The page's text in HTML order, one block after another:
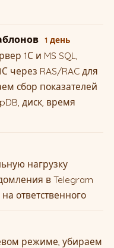
1 день
1С и MS SQL,
через RAS/RAC для
сбор показателей
диск, время
нагрузку
в Telegram
ответственного
режиме, убираем